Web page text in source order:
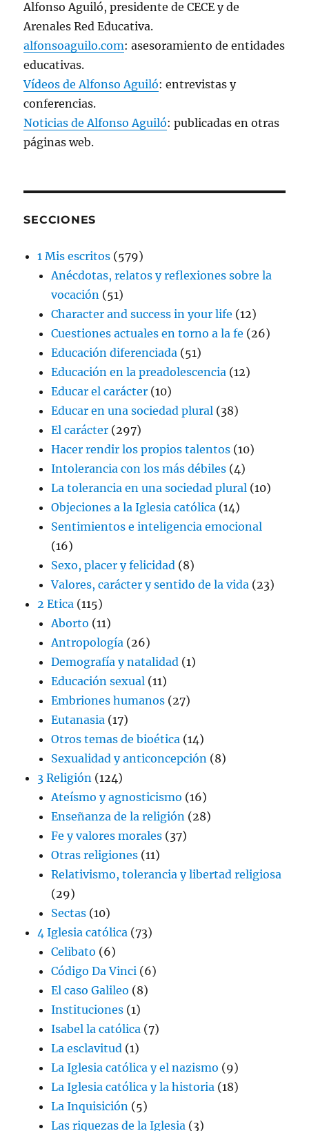
Alfonso Aguiló, presidente de CECE y de
Arenales Red Educativa.
alfonsoaguilo.com: asesoramiento de entidades
educativas.
Vídeos de Alfonso Aguiló: entrevistas y
conferencias.
Noticias de Alfonso Aguiló: publicadas en otras
páginas web.
SECCIONES
1 Mis escritos (579)
Anécdotas, relatos y reflexiones sobre la
vocación (51)
Character and success in your life (12)
Cuestiones actuales en torno a la fe (26)
Educación diferenciada (51)
Educación en la preadolescencia (12)
Educar el carácter (10)
Educar en una sociedad plural (38)
El carácter (297)
Hacer rendir los propios talentos (10)
Intolerancia con los más débiles (4)
La tolerancia en una sociedad plural (10)
Objeciones a la Iglesia católica (14)
Sentimientos e inteligencia emocional
(16)
Sexo, placer y felicidad (8)
Valores, carácter y sentido de la vida (23)
2 Etica (115)
Aborto (11)
Antropología (26)
Demografía y natalidad (1)
Educación sexual (11)
Embriones humanos (27)
Eutanasia (17)
Otros temas de bioética (14)
Sexualidad y anticoncepción (8)
3 Religión (124)
Ateísmo y agnosticismo (16)
Enseñanza de la religión (28)
Fe y valores morales (37)
Otras religiones (11)
Relativismo, tolerancia y libertad religiosa
(29)
Sectas (10)
4 Iglesia católica (73)
Celibato (6)
Código Da Vinci (6)
El caso Galileo (8)
Instituciones (1)
Isabel la católica (7)
La esclavitud (1)
La Iglesia católica y el nazismo (9)
La Iglesia católica y la historia (18)
La Inquisición (5)
Las riquezas de la Iglesia (3)